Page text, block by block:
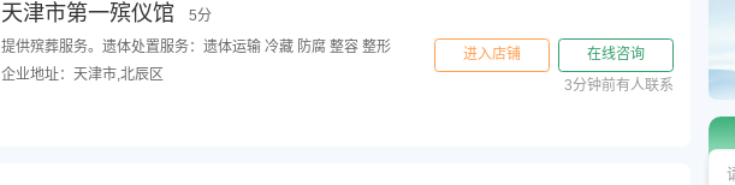
天津市第一殡仪馆
5分
提供殡葬服务。遗体处置服务：遗体运输 冷藏 防腐 整容 整形
企业地址：天津市,北辰区
进入店铺
在线咨询
3分钟前有人联系